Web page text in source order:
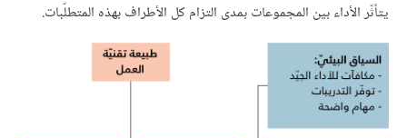
يتأثّر الأداء بين المجموعات بمدى التزام كل الأطراف بهذه المتطلّبات.